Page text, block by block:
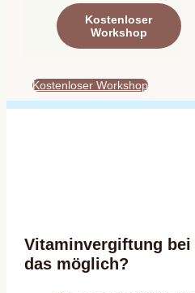
Kostenloser
Workshop
Kostenloser Workshop
Vitaminvergiftung
das möglich?